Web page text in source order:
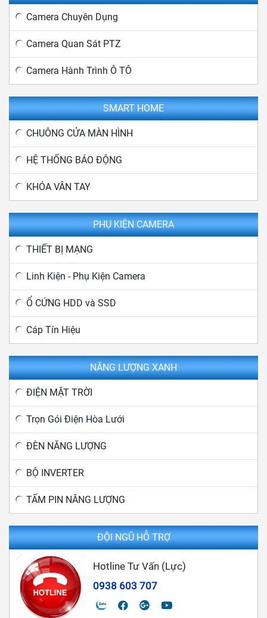
Camera Chuyên Dụng
Camera Quan Sát PTZ
Camera Hành Trình Ô TÔ
SMART HOME
CHUÔNG CỬA MÀN HÌNH
HỆ THỐNG BÁO ĐỘNG
KHÓA VÂN TAY
PHỤ KIỆN CAMERA
THIẾT BỊ MẠNG
Linh Kiện - Phụ Kiện Camera
Ổ CỨNG HDD và SSD
Cáp Tín Hiệu
NĂNG LƯỢNG XANH
ĐIỆN MẶT TRỜI
Trọn Gói Điện Hòa Lưới
ĐÈN NĂNG LƯỢNG
BỘ INVERTER
TẤM PIN NĂNG LƯỢNG
ĐỘI NGŨ HỖ TRỢ
Hotline Tư Vấn (Lực)
0938 603 707